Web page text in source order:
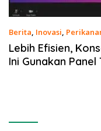
Berita, Inovasi,
Lebih Efisien,
Ini Gunakan Panel